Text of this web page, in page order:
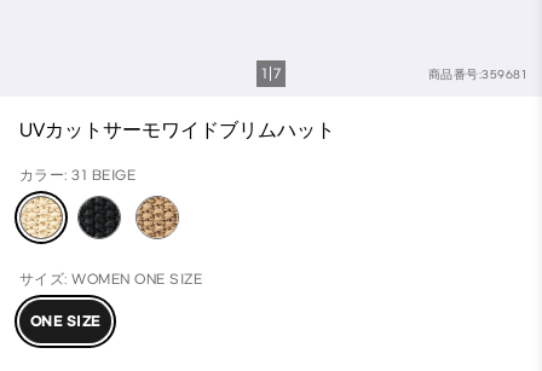
商品番号:359681
1 7
UVカットサーモワイドブリムハット
カラー: 31 BEIGE
サイズ: WOMEN ONE SIZE
ONE SIZE